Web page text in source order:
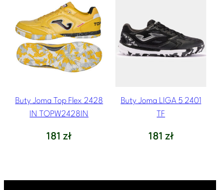
Buty Joma Top Flex 2428
IN TOPW2428IN
181zł
Buty Joma LIGA 5 2401
TF
181 zł